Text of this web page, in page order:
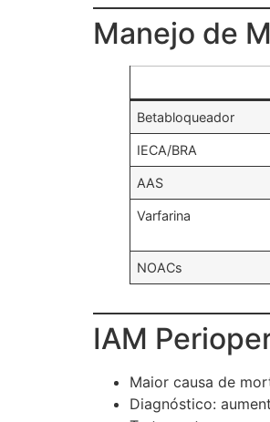
Manejo de
Betabloqueador
IECA/BRA
AAS
Varfarina
NOACs
IAM
Maior causa de
Diagnóstico: